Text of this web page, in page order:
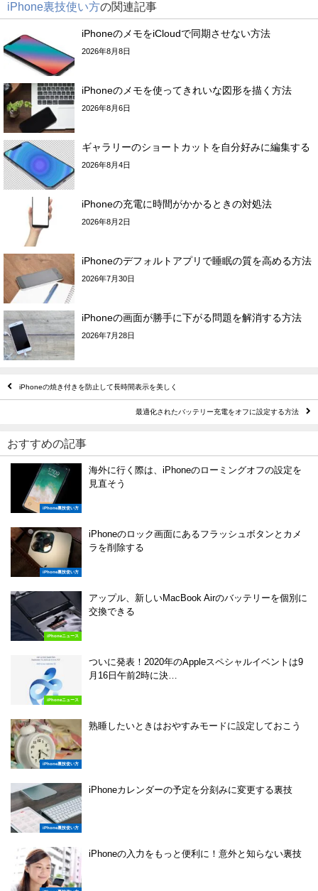
iPhone裏技使い方の関連記事
iPhoneのメモをiCloudで同期させない方法
2026年8月8日
iPhoneのメモを使ってきれいな図形を描く方法
2026年8月6日
ギャラリーのショートカットを自分好みに編集する
2026年8月4日
iPhoneの充電に時間がかかるときの対処法
2026年8月2日
iPhoneのデフォルトアプリで睡眠の質を高める方法
2026年7月30日
iPhoneの画面が勝手に下がる問題を解消する方法
2026年7月28日
iPhoneの焼き付きを防止して長時間表示を美しく
最適化されたバッテリー充電をオフに設定する方法
おすすめの記事
iPhone裏技使い方
海外に行く際は、iPhoneのローミングオフの設定を
見直そう
iPhone裏技使い方
iPhoneのロック画面にあるフラッシュボタンとカメ
ラを削除する
iPhoneニュース
アップル、新しいMacBook Airのバッテリーを個別に
交換できる
iPhoneニュース
ついに発表！2020年のAppleスペシャルイベントは9
月16日午前2時に決…
iPhone裏技使い方
熟睡したいときはおやすみモードに設定しておこう
iPhone裏技使い方
iPhoneカレンダーの予定を分刻みに変更する裏技
iPhoneの入力をもっと便利に！意外と知らない裏技